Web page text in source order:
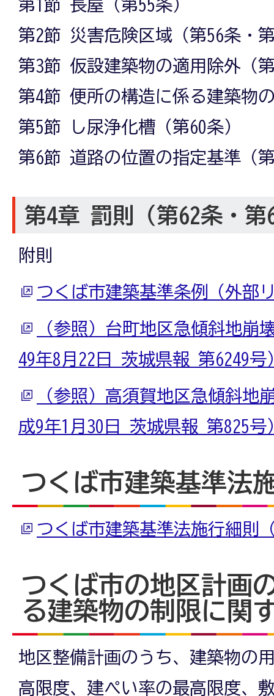
第1節 長屋（第55条）
第2節 災害危険区域（第56条・
第3節 仮設建築物の適用除外（
第4節 便所の構造に係る建築物
第5節 し尿浄化槽（第60条）
第6節 道路の位置の指定基準（
第4章 罰則（第62条・第
附則
つくば市建築基準条例（外部
（参照）台町地区急傾斜地崩
49年8月22日 茨城県報 第6249号
（参照）高須賀地区急傾斜地
成9年1月30日 茨城県報 第825号
つくば市建築基準法
つくば市建築基準法施行細則
つくば市の地区計画
る建築物の制限に関
地区整備計画のうち、建築物の
高限度、建ぺい率の最高限度、